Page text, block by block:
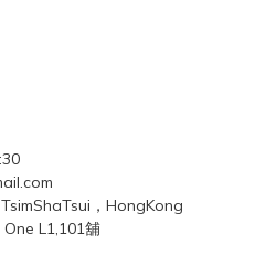
，HongKong
L1,101舖